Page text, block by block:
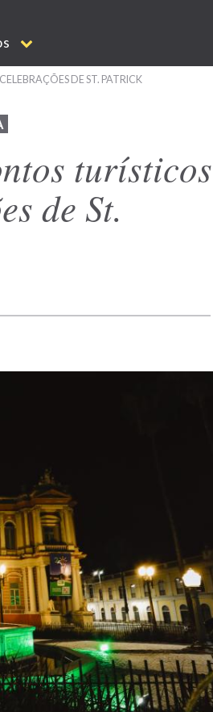
DE ST. PATRICK
turísticos
de St.